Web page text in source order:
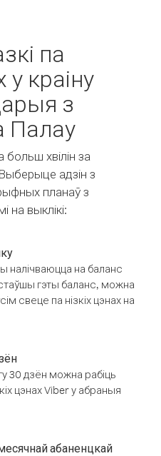
па
у краіну
з
Палау
хвілін за
адзін з
планаў з
на выклікі:
налічваюцца на баланс
гэты баланс, можна
свеце па нізкіх цэнах на
30 дзён можна рабіць
цэнах Viber у абраныя
абаненцкай